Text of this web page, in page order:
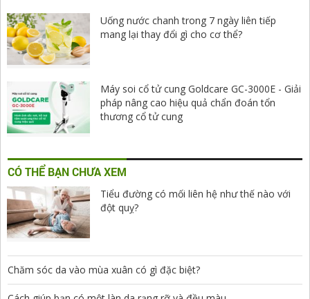
Uống nước chanh trong 7 ngày liên tiếp
mang lại thay đổi gì cho cơ thể?
Máy soi cổ tử cung Goldcare GC-3000E - Giải
pháp nâng cao hiệu quả chẩn đoán tổn
thương cổ tử cung
CÓ THỂ BẠN CHƯA XEM
Tiểu đường có mối liên hệ như thế nào với
đột quỵ?
Chăm sóc da vào mùa xuân có gì đặc biệt?